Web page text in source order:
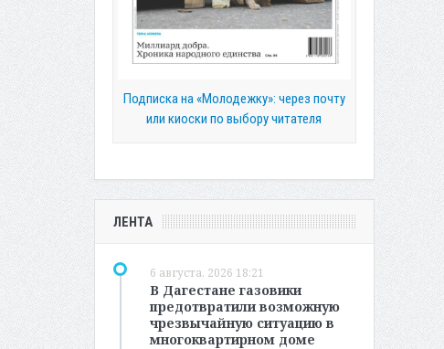
Подписка на «Молодежку»: через почту
или киоски по выбору читателя
ЛЕНТА
6 августа, 2026 18:21
В Дагестане газовики
предотвратили возможную
чрезвычайную ситуацию в
многоквартирном доме